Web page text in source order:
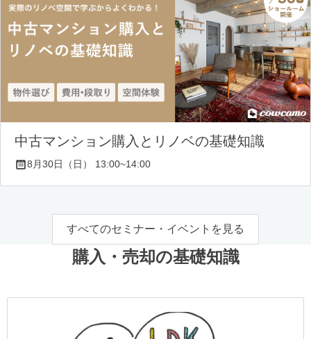
中古マンション購入とリノベの基礎知識
8月30日（日） 13:00~14:00
すべてのセミナー・イベントを見る
購入・売却の基礎知識